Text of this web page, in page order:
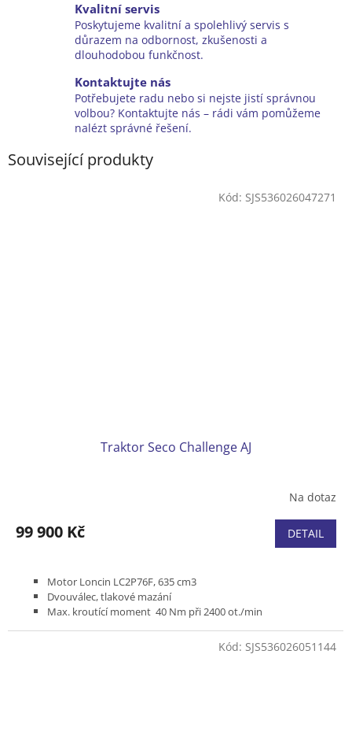
Kvalitní servis
Poskytujeme kvalitní a spolehlivý servis s
důrazem na odbornost, zkušenosti a
dlouhodobou funkčnost.
Kontaktujte nás
Potřebujete radu nebo si nejste jistí správnou
volbou? Kontaktujte nás – rádi vám pomůžeme
nalézt správné řešení.
Související produkty
Traktor Seco Challenge AJ
Na dotaz
99 900 Kč DETAIL
Motor Loncin LC2P76F, 635 cm3
Dvouválec, tlakové mazání
Max. kroutící moment 40 Nm při 2400 ot./min
Hydrostatická převodovka Hydro Gear T3 ovládaná pedálem
Kód: SJS536026047271
Kód: SJS536026051144